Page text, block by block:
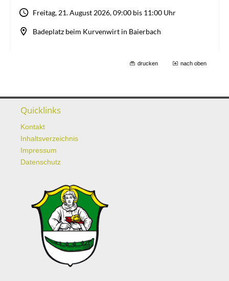
drucken nach oben
Quicklinks
Kontakt
Inhaltsverzeichnis
Impressum
Datenschutz